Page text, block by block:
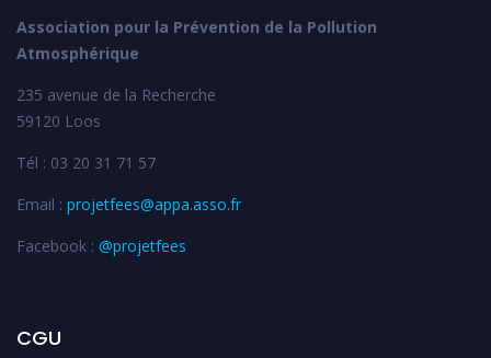
Association pour la Prévention de la Pollution
Atmosphérique
235 avenue de la Recherche
59120 Loos
Tél : 03 20 31 71 57
Email : projetfees@appa.asso.fr
Facebook : @projetfees
CGU